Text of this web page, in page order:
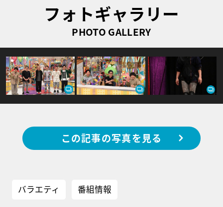
フォトギャラリー
PHOTO GALLERY
この記事の写真を見る
バラエティ 番組情報